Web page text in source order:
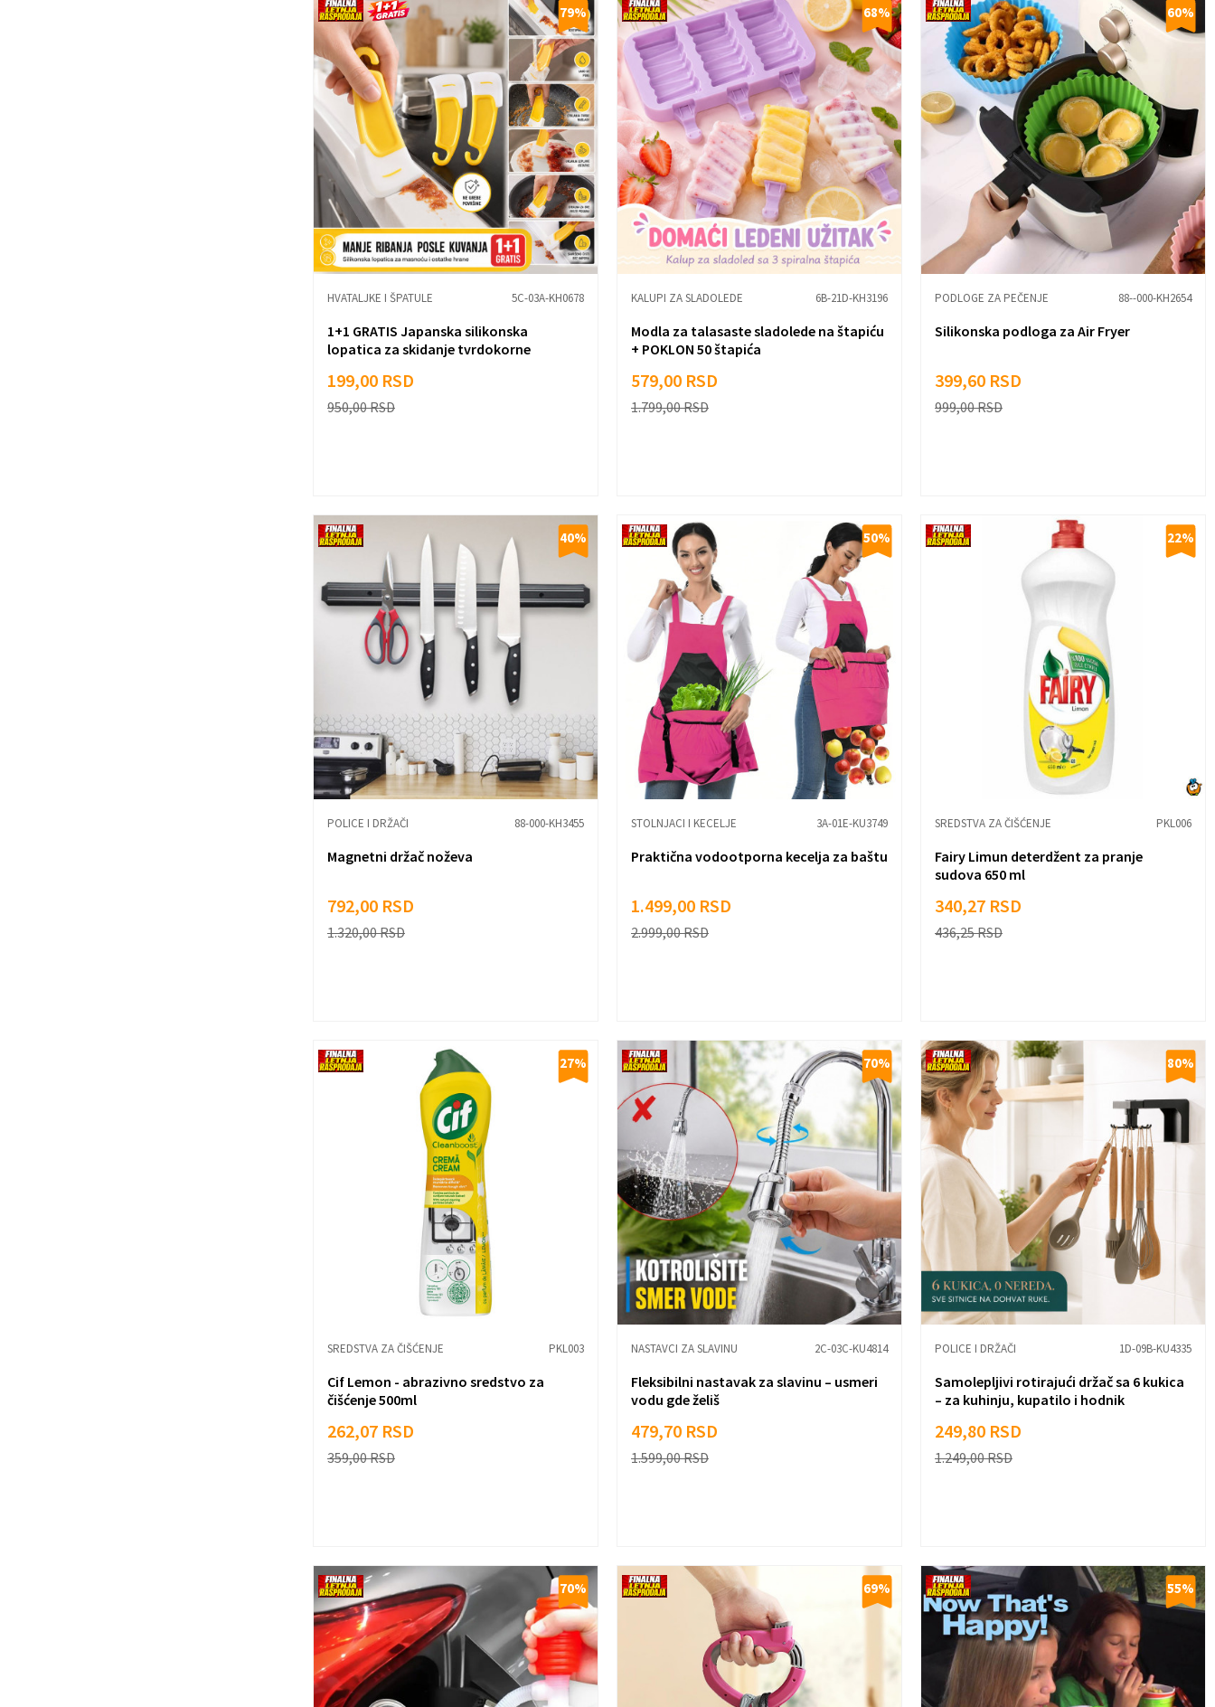
79%
HVATALJKE I ŠPATULE 5C-03A-KH0678
1+1 GRATIS Japanska silikonska
lopatica za skidanje tvrdokorne
199,00 RSD
950,00RSD
68%
KALUPI ZA SLADOLEDE 6B-21D-KH3196
Modla za talasaste sladolede na štapiću
+ POKLON 50 štapića
579,00 RSD
1.799,00RSD
60%
PODLOGE ZA PEČENJE 88--000-KH2654
Silikonska podloga za Air Fryer
399,60 RSD
999,00RSD
40%
POLICE I DRŽAČI 88-000-KH3455
Magnetni držač noževa
792,00 RSD
1.320,00RSD
50%
STOLNJACI I KECELJE 3A-01E-KU3749
Praktična vodootporna kecelja za baštu
1.499,00 RSD
2.999,00RSD
22%
SREDSTVA ZA ČIŠĆENJE PKL006
Fairy Limun deterdžent za pranje
sudova 650 ml
340,27 RSD
436,25RSD
27%
SREDSTVA ZA ČIŠĆENJE PKL003
Cif Lemon - abrazivno sredstvo za
čišćenje 500ml
262,07 RSD
359,00RSD
70%
NASTAVCI ZA SLAVINU 2C-03C-KU4814
Fleksibilni nastavak za slavinu – usmeri
vodu gde želiš
479,70 RSD
1.599,00RSD
80%
POLICE I DRŽAČI 1D-09B-KU4335
Samolepljivi rotirajući držač sa 6 kukica
– za kuhinju, kupatilo i hodnik
249,80 RSD
1.249,00RSD
70% 69% 55%